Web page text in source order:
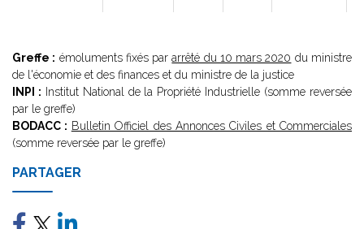
Greffe : émoluments fixés pararrêté du 10 mars 2020 du ministre
de l'économie et des finances et du ministre de la justice
INPI : Institut National de la Propriété Industrielle (somme reversée
par le greffe)
BODACC : Bulletin Officiel des Annonces Civiles et Commerciales
(somme reversée par le greffe)
PARTAGER